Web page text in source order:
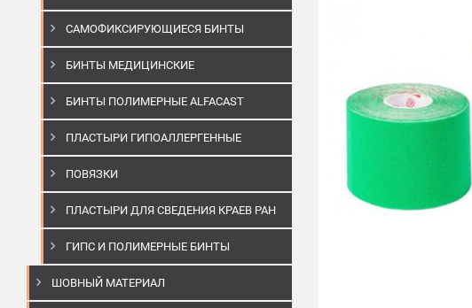
САМОФИКСИРУЮЩИЕСЯ БИНТЫ
БИНТЫ МЕДИЦИНСКИЕ
БИНТЫ ПОЛИМЕРНЫЕ ALFACAST
ПЛАСТЫРИ ГИПОАЛЛЕРГЕННЫЕ
ПОВЯЗКИ
ПЛАСТЫРИ ДЛЯ СВЕДЕНИЯ КРАЕВ РАН
ГИПС И ПОЛИМЕРНЫЕ БИНТЫ
ШОВНЫЙ МАТЕРИАЛ